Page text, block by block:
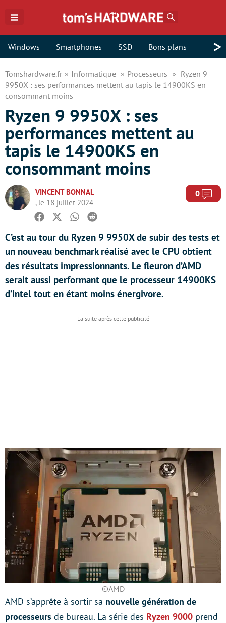
Windows Smartphones SSD Bons plans >
Tomshardware.fr Informatique Processeurs
Ryzen 9
9950X : ses performances mettent au tapis le 14900KS en
consommant moins
Ryzen 9 9950X : ses
performances mettent au
tapis le 14900KS en
consommant moins
VINCENT BONNAL
, le 18 juillet 2024
0
Facebook
TwitterWhatsapp
Reddit
C’est au tour du Ryzen 9 9950X de subir des tests et
un nouveau benchmark réalisé avec le CPU obtient
des résultats impressionnants. Le fleuron d’AMD
serait aussi performant que le processeur 14900KS
d’Intel tout en étant moins énergivore.
©AMD
AMD s’apprête à sortir sa nouvelle génération de
processeurs de bureau. La série des Ryzen 9000 prend